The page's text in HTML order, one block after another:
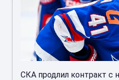
СКА продлил контракт